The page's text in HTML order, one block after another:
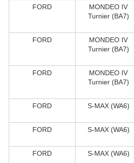
FORD
MONDEO IV
Turnier (BA7)
FORD
MONDEO IV
Turnier (BA7)
FORD
MONDEO IV
Turnier (BA7)
FORD
S-MAX (WA6)
FORD
S-MAX (WA6)
FORD
S-MAX (WA6)